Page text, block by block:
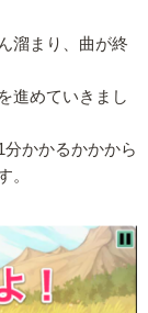
溜まり、曲が終
進めていきまし
かかるかかから
。